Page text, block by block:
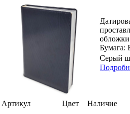
Бумага:
Серый
Артикул Цвет
Наличие